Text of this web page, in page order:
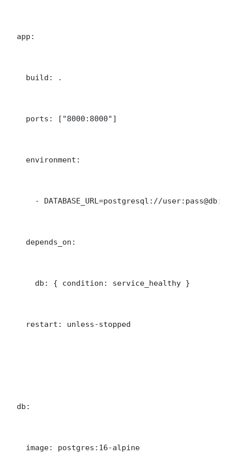
  app:
    build: .
    ports: ["8000:8000"]
    environment:
- DATABASE_URL=postgresql://
    depends_on:
      db: { condition: service_healthy }
    restart: unless-stopped
  db:
    image: postgres:16-alpine